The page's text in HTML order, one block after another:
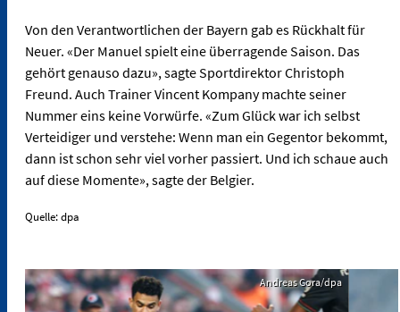
Von den Verantwortlichen der Bayern gab es Rückhalt für
Neuer. «Der Manuel spielt eine überragende Saison. Das
gehört genauso dazu», sagte Sportdirektor Christoph
Freund. Auch Trainer Vincent Kompany machte seiner
Nummer eins keine Vorwürfe. «Zum Glück war ich selbst
Verteidiger und verstehe: Wenn man ein Gegentor bekommt,
dann ist schon sehr viel vorher passiert. Und ich schaue auch
auf diese Momente», sagte der Belgier.
Quelle: dpa
Andreas Gora/dpa